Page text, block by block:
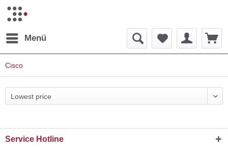
Menü
Cisco
Service Hotline